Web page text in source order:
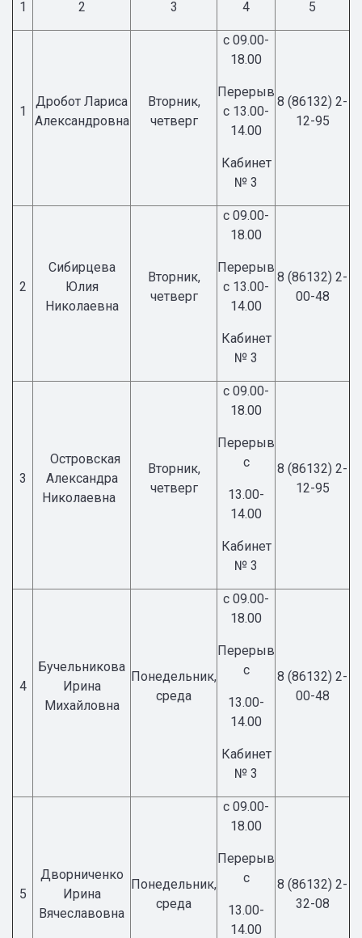
1 2 3 4 5
1
Дробот Лариса
Александровна
Вторник,
четверг
с 09.00-
18.00
Перерыв
с 13.00-
14.00
Кабинет
№ 3
8 (86132) 2-
12-95
2
Сибирцева
Юлия
Николаевна
Вторник,
четверг
с 09.00-
18.00
Перерыв
с 13.00-
14.00
Кабинет
№ 3
8 (86132) 2-
00-48
3
Островская
Александра
Николаевна
Вторник,
четверг
с 09.00-
18.00
Перерыв
с
13.00-
14.00
Кабинет
№ 3
8 (86132) 2-
12-95
4
Бучельникова
Ирина
Михайловна
Понедельник,
среда
с 09.00-
18.00
Перерыв
с
13.00-
14.00
Кабинет
№ 3
8 (86132) 2-
00-48
5
Дворниченко
Ирина
Вячеславовна
Понедельник,
среда
с 09.00-
18.00
Перерыв
с
13.00-
14.00
8 (86132) 2-
32-08